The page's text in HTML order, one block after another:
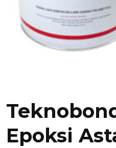
Epoksi